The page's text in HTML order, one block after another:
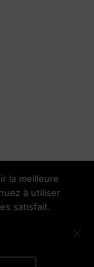
|Mentions
la meilleure
à utiliser
satisfait.